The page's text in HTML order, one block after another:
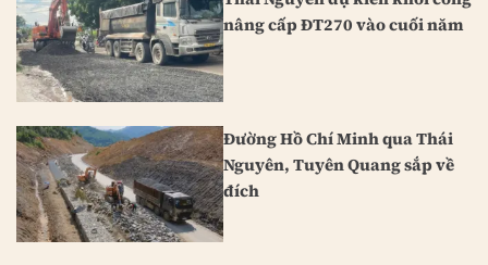
nâng cấp ĐT270 vào cuối năm
Đường Hồ Chí Minh qua Thái
Nguyên, Tuyên Quang sắp về
đích